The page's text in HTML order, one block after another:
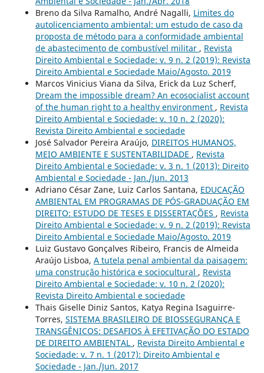
Breno da Silva Ramalho, André Nagalli, Limites do
autolicenciamento ambiental: um estudo de caso da
proposta de método para a conformidade ambiental
de abastecimento de combustível militar , Revista
Direito Ambiental e Sociedade: v. 9 n. 2 (2019): Revista
Direito Ambiental e Sociedade Maio/Agosto. 2019
Marcos Vinicius Viana da Silva, Erick da Luz Scherf,
Dream the impossible dream? An ecosocialist account
of the human right to a healthy environment , Revista
Direito Ambiental e Sociedade: v. 10 n. 2 (2020):
Revista Direito Ambiental e sociedade
José Salvador Pereira Araújo, DIREITOS HUMANOS,
MEIO AMBIENTE E SUSTENTABILIDADE , Revista
Direito Ambiental e Sociedade: v. 3 n. 1 (2013): Direito
Ambiental e Sociedade - Jan./Jun. 2013
Adriano César Zane, Luiz Carlos Santana, EDUCAÇÃO
AMBIENTAL EM PROGRAMAS DE PÓS-GRADUAÇÃO EM
DIREITO: ESTUDO DE TESES E DISSERTAÇÕES , Revista
Direito Ambiental e Sociedade: v. 9 n. 2 (2019): Revista
Direito Ambiental e Sociedade Maio/Agosto. 2019
Luiz Gustavo Gonçalves Ribeiro, Francis de Almeida
Araújo Lisboa, A tutela penal ambiental da paisagem:
uma construção histórica e sociocultural , Revista
Direito Ambiental e Sociedade: v. 10 n. 2 (2020):
Revista Direito Ambiental e sociedade
Thais Giselle Diniz Santos, Katya Regina Isaguirre-
Torres, SISTEMA BRASILEIRO DE BIOSSEGURANÇA E
TRANSGÊNICOS: DESAFIOS À EFETIVAÇÃO DO ESTADO
DE DIREITO AMBIENTAL , Revista Direito Ambiental e
Sociedade: v. 7 n. 1 (2017): Direito Ambiental e
Sociedade - Jan./Jun. 2017